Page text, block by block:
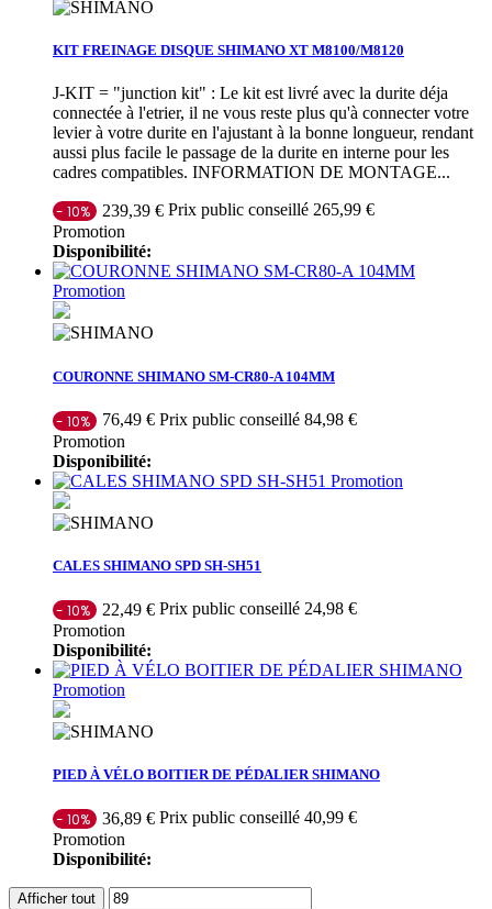
KIT FREINAGE DISQUE SHIMANO XT M8100/M8120
J-KIT = "junction kit" : Le kit est livré avec la durite déja
connectée à l'etrier, il ne vous reste plus qu'à connecter votre
levier à votre durite en l'ajustant à la bonne longueur, rendant
aussi plus facile le passage de la durite en interne pour les
cadres compatibles. INFORMATION DE MONTAGE...
- 10% 239,39 € Prix public conseillé 265,99 €
Promotion
Disponibilité:
Promotion
COURONNE SHIMANO SM-CR80-A 104MM
- 10% 76,49 € Prix public conseillé 84,98 €
Promotion
Disponibilité:
Promotion
CALES SHIMANO SPD SH-SH51
- 10% 22,49 € Prix public conseillé 24,98 €
Promotion
Disponibilité:
Promotion
PIED À VÉLO BOITIER DE PÉDALIER SHIMANO
- 10% 36,89 € Prix public conseillé 40,99 €
Promotion
Disponibilité:
Afficher tout